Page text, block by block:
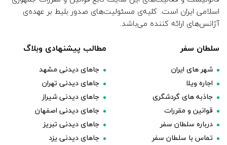
اسلامی ایران است. کلیه‌ی مسئولیت‌های صدور بلیط بر عهده‌ی
آژانس‌های ارائه کننده می‌باشد.
سلطان سفر
شهر های ایران
اجاره ویلا
جاذبه های گردشگری
قوانین و مقررات
درباره سلطان سفر
تماس با سلطان سفر
مطالب پیشنهادی وبلاگ
جاهای دیدنی مشهد
جاهای دیدنی تهران
جاهای دیدنی شیراز
جاهای دیدنی اصفهان
جاهای دیدنی تبریز
جاهای دیدنی یزد